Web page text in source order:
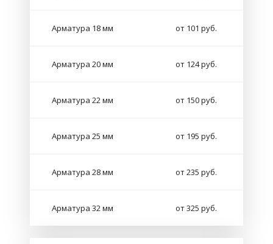
Арматура 18 мм от 101 руб.
Арматура 20 мм от 124 руб.
Арматура 22 мм от 150 руб.
Арматура 25 мм от 195 руб.
Арматура 28 мм от 235 руб.
Арматура 32 мм от 325 руб.